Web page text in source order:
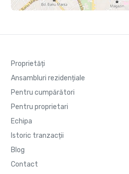
Proprietăți
Ansambluri rezidențiale
Pentru cumpărători
Pentru proprietari
Echipa
Istoric tranzacții
Blog
Contact